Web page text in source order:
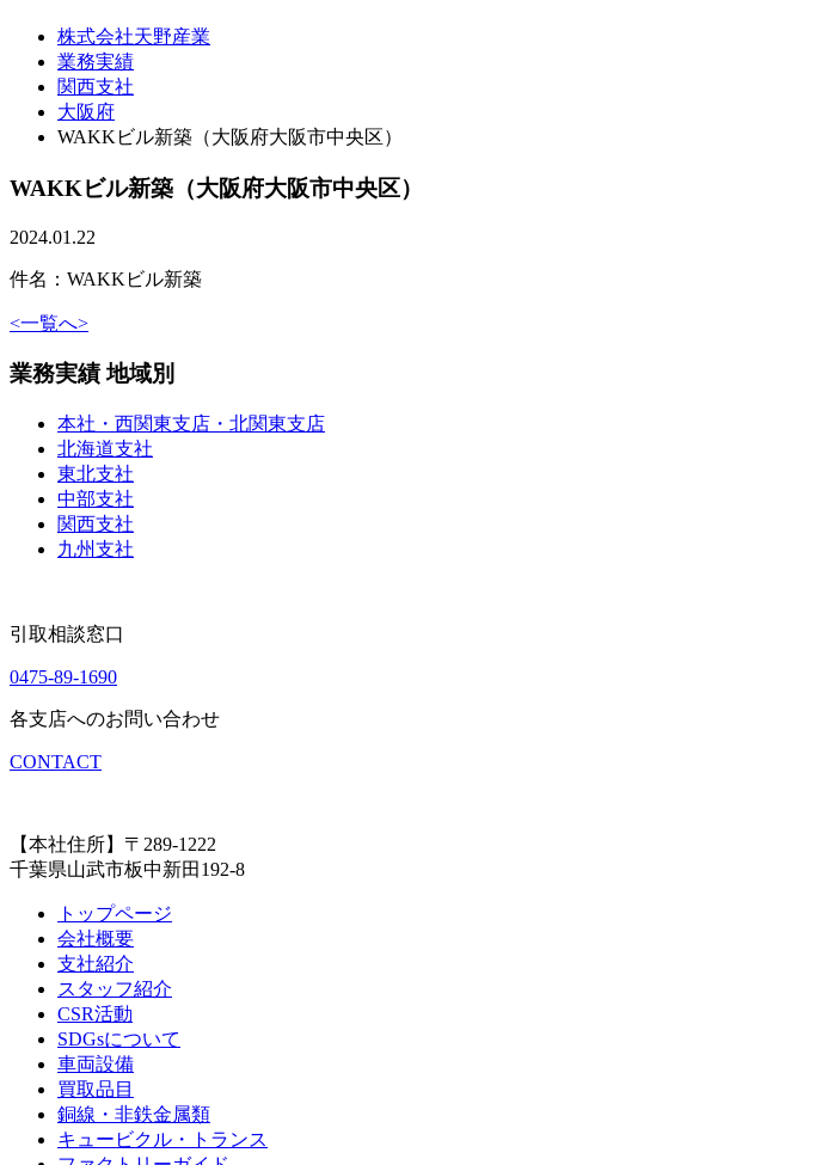
株式会社天野産業
業務実績
関西支社
大阪府
WAKKビル新築（大阪府大阪市中央区）
WAKKビル新築（大阪府大阪市中央区）
2024.01.22
件名：WAKKビル新築
<一覧へ>
業務実績 地域別
本社・西関東支店・北関東支店
北海道支社
東北支社
中部支社
関西支社
九州支社
引取相談窓口
0475-89-1690
各支店へのお問い合わせ
CONTACT
【本社住所】〒289-1222
千葉県山武市板中新田192-8
トップページ
会社概要
支社紹介
スタッフ紹介
CSR活動
SDGsについて
車両設備
買取品目
銅線・非鉄金属類
キュービクル・トランス